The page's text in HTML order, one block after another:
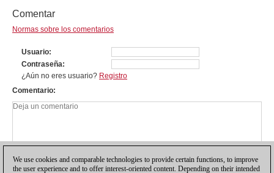
Comentar
Normas sobre los comentarios
Usuario
Contraseña
¿Aún no eres usuario? Registro
Comentario
We use cookies and comparable technologies to provide certain functions, to improve
the user experience and to offer interest-oriented content. Depending on their intended